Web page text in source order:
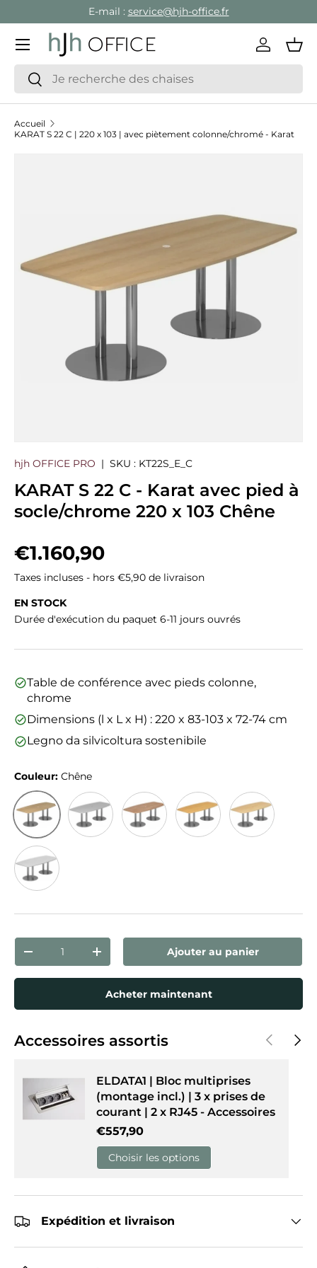
Aller au contenu
E-mail : service@hjh-office.fr
Recherche
Rechercher
Se
Menu
Accueil
KARAT S 22 C | 220 x 103 | avec piètement colonne/chromé - Karat
hjh OFFICE PRO | SKU : KT22S_E_C
KARAT S 22 C - Karat avec pied à
socle/chrome 220 x 103 Chêne
Prix habituel
€1.160,90
Taxes incluses - hors €5,90 de livraison
EN STOCK
Durée d'exécution du paquet 6-11 jours ouvrés
Table de conférence avec pieds colonne,
chrome
Dimensions (l x L x H) : 220 x 83-103 x 72-74 cm
Legno da silvicoltura sostenibile
Couleur: Chêne
Chêne
Qté
Diminuer la quantitéAugmenter la quantité
Ajouter au panier
Acheter maintenant
Accessoires assortis Précédent
ELDATA1 | Bloc multiprises
(montage incl.) | 3 x prises de
courant | 2 x RJ45 - Accessoires
Prix habituel
€557,90
Choisir les options
Expédition et livraison